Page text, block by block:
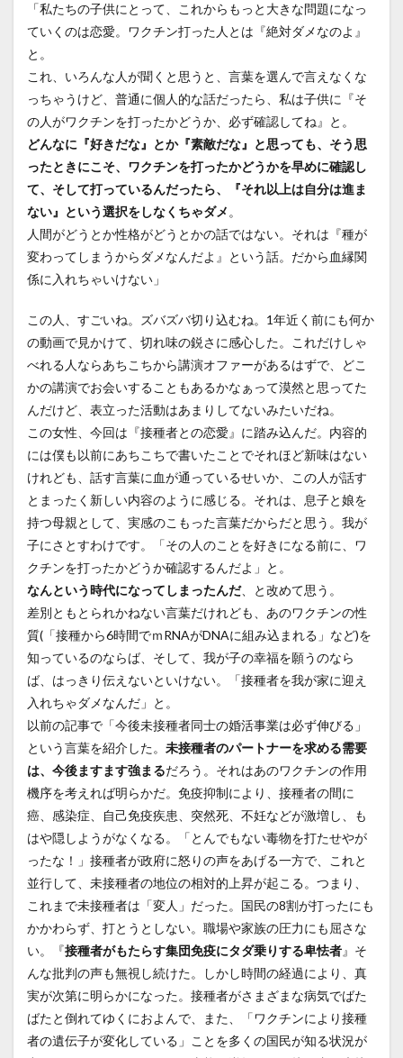
「私たちの子供にとって、これからもっと大きな問題になっ
ていくのは恋愛。ワクチン打った人とは『絶対ダメなのよ』
と。
これ、いろんな人が聞くと思うと、言葉を選んで言えなくな
っちゃうけど、普通に個人的な話だったら、私は子供に『そ
の人がワクチンを打ったかどうか、必ず確認してね』と。
どんなに『好きだな』とか『素敵だな』と思っても、そう思
ったときにこそ、ワクチンを打ったかどうかを早めに確認し
て、そして打っているんだったら、『それ以上は自分は進ま
ない』という選択をしなくちゃダメ 。
人間がどうとか性格がどうとかの話ではない。それは『種が
変わってしまうからダメなんだよ』という話。だから血縁関
係に入れちゃいけない」
この人、すごいね。ズバズバ切り込むね。1年近く前にも何か
の動画で見かけて、切れ味の鋭さに感心した。これだけしゃ
べれる人ならあちこちから講演オファーがあるはずで、どこ
かの講演でお会いすることもあるかなぁって漠然と思ってた
んだけど、表立った活動はあまりしてないみたいだね。
この女性、今回は『接種者との恋愛』に踏み込んだ。内容的
には僕も以前にあちこちで書いたことでそれほど新味はない
けれども、話す言葉に血が通っているせいか、この人が話す
とまったく新しい内容のように感じる。それは、息子と娘を
持つ母親として、実感のこもった言葉だからだと思う。我が
子にさとすわけです。「その人のことを好きになる前に、ワ
クチンを打ったかどうか確認するんだよ」と。
なんという時代になってしまったんだ、と改めて思う。
差別ともとられかねない言葉だけれども、あのワクチンの性
質(「接種から6時間でｍRNAがDNAに組み込まれる」など)を
知っているのならば、そして、我が子の幸福を願うのなら
ば、はっきり伝えないといけない。「接種者を我が家に迎え
入れちゃダメなんだ」と。
以前の記事で「今後未接種者同士の婚活事業は必ず伸びる」
という言葉を紹介した。 未接種者のパートナーを求める需要
は、今後ますます強まるだろう。それはあのワクチンの作用
機序を考えれば明らかだ。免疫抑制により、接種者の間に
癌、感染症、自己免疫疾患、突然死、不妊などが激増し、も
はや隠しようがなくなる。「とんでもない毒物を打たせやが
ったな！」接種者が政府に怒りの声をあげる一方で、これと
並行して、未接種者の地位の相対的上昇が起こる。つまり、
これまで未接種者は「変人」だった。国民の8割が打ったにも
かかわらず、打とうとしない。職場や家族の圧力にも屈さな
い。『接種者がもたらす集団免疫にタダ乗りする卑怯者』そ
んな批判の声も無視し続けた。しかし時間の経過により、真
実が次第に明らかになった。接種者がさまざまな病気でばた
ばたと倒れてゆくにおよんで、また、「ワクチンにより接種
者の遺伝子が変化している」ことを多くの国民が知る状況が